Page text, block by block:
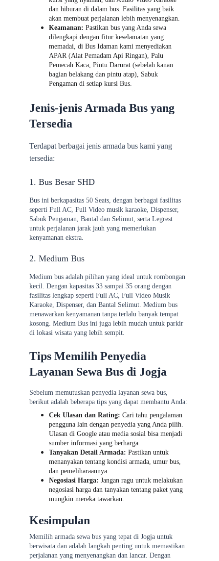
dan hiburan di dalam bus. Fasilitas yang baik
akan membuat perjalanan lebih menyenangkan.
Keamanan: Pastikan bus yang Anda sewa
dilengkapi dengan fitur keselamatan yang
memadai, di Bus Idaman kami menyediakan
APAR (Alat Pemadam Api Ringan), Palu
Pemecah Kaca, Pintu Darurat (sebelah kanan
bagian belakang dan pintu atap), Sabuk
Pengaman di setiap kursi Bus.
Jenis-jenis Armada Bus yang
Tersedia
Terdapat berbagai jenis armada bus kami yang
tersedia:
1. Bus Besar SHD
Bus ini berkapasitas 50 Seats, dengan berbagai fasilitas
seperti Full AC, Full Video musik karaoke, Dispenser,
Sabuk Pengaman, Bantal dan Selimut, serta Legrest
untuk perjalanan jarak jauh yang memerlukan
kenyamanan ekstra.
2. Medium Bus
Medium bus adalah pilihan yang ideal untuk rombongan
kecil. Dengan kapasitas 33 sampai 35 orang dengan
fasilitas lengkap seperti Full AC, Full Video Musik
Karaoke, Dispenser, dan Bantal Selimut. Medium bus
menawarkan kenyamanan tanpa terlalu banyak tempat
kosong. Medium Bus ini juga lebih mudah untuk parkir
di lokasi wisata yang lebih sempit.
Tips Memilih Penyedia
Layanan Sewa Bus di Jogja
Sebelum memutuskan penyedia layanan sewa bus,
berikut adalah beberapa tips yang dapat membantu Anda:
Cek Ulasan dan Rating: Cari tahu pengalaman
pengguna lain dengan penyedia yang Anda pilih.
Ulasan di Google atau media sosial bisa menjadi
sumber informasi yang berharga.
Tanyakan Detail Armada: Pastikan untuk
menanyakan tentang kondisi armada, umur bus,
dan pemeliharaannya.
Negosiasi Harga: Jangan ragu untuk melakukan
negosiasi harga dan tanyakan tentang paket yang
mungkin mereka tawarkan.
Kesimpulan
Memilih armada sewa bus yang tepat di Jogja untuk
berwisata dan adalah langkah penting untuk memastikan
perjalanan yang menyenangkan dan lancar. Dengan